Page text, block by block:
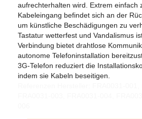
aufrechterhalten wird. Extrem einfach
Kabeleingang befindet sich an der
um künstliche Beschädigungen zu
Tastatur wetterfest und Vandalismus
Verbindung bietet drahtlose
autonome Telefoninstallation
3G-Telefon reduziert die
indem sie Kabeln beseitigen.